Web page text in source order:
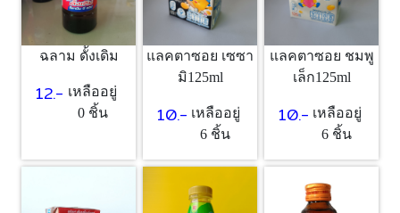
ฉลาม ดั้งเดิม
12.- เหลืออยู่
0 ชิ้น
แลคตาซอย เซซา
มิ125ml
10.- เหลืออยู่
6 ชิ้น
แลคตาซอย ชมพู
เล็ก125ml
10.- เหลืออยู่
6 ชิ้น